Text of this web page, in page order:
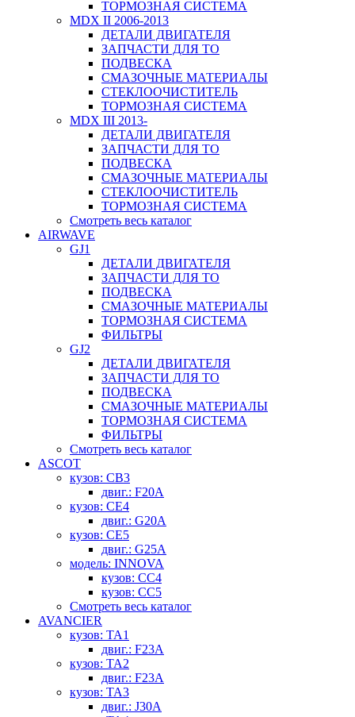
ТОРМОЗНАЯ СИСТЕМА
MDX II 2006-2013
ДЕТАЛИ ДВИГАТЕЛЯ
ЗАПЧАСТИ ДЛЯ ТО
ПОДВЕСКА
СМАЗОЧНЫЕ МАТЕРИАЛЫ
СТЕКЛООЧИСТИТЕЛЬ
ТОРМОЗНАЯ СИСТЕМА
MDX III 2013-
ДЕТАЛИ ДВИГАТЕЛЯ
ЗАПЧАСТИ ДЛЯ ТО
ПОДВЕСКА
СМАЗОЧНЫЕ МАТЕРИАЛЫ
СТЕКЛООЧИСТИТЕЛЬ
ТОРМОЗНАЯ СИСТЕМА
Смотреть весь каталог
AIRWAVE
GJ1
ДЕТАЛИ ДВИГАТЕЛЯ
ЗАПЧАСТИ ДЛЯ ТО
ПОДВЕСКА
СМАЗОЧНЫЕ МАТЕРИАЛЫ
ТОРМОЗНАЯ СИСТЕМА
ФИЛЬТРЫ
GJ2
ДЕТАЛИ ДВИГАТЕЛЯ
ЗАПЧАСТИ ДЛЯ ТО
ПОДВЕСКА
СМАЗОЧНЫЕ МАТЕРИАЛЫ
ТОРМОЗНАЯ СИСТЕМА
ФИЛЬТРЫ
Смотреть весь каталог
ASCOT
кузов: CB3
двиг.: F20A
кузов: CE4
двиг.: G20A
кузов: CE5
двиг.: G25A
модель: INNOVA
кузов: CC4
кузов: CC5
Смотреть весь каталог
AVANCIER
кузов: TA1
двиг.: F23A
кузов: TA2
двиг.: F23A
кузов: TA3
двиг.: J30A